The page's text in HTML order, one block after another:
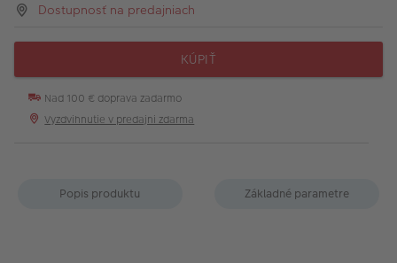
Dostupnosť na predajniach
KÚPIŤ
Nad 100 € doprava zadarmo
Vyzdvihnutie v predajni zdarma
Popis produktu Základné parametre